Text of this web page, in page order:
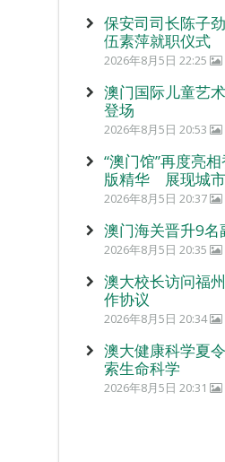
保安司司长陈子
伍素萍就职仪式
2026年8月5日 22:25
澳门国际儿童艺
登场
2026年8月5日 20:53
“澳门馆”再度亮
版精华 展现城
2026年8月5日 20:37
澳门海关晋升9名
2026年8月5日 20:35
澳大校长访问福
作协议
2026年8月5日 20:34
澳大健康科学夏
索生命科学
2026年8月5日 20:31